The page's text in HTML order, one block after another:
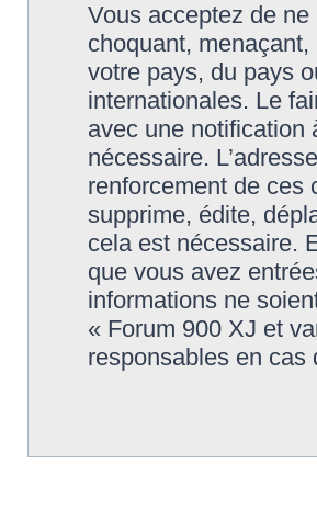
Vous acceptez de
choquant,
votre pays, du pays
internationales. Le
avec une notification
nécessaire.
renforcement de ces
supprime, édite,
cela est nécessaire.
que vous avez
informations ne
« Forum 900 XJ et
responsables en cas